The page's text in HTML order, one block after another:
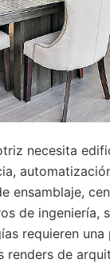
necesita
ensamblaje,
de ingeniería,
requieren
renders de